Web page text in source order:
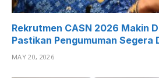
Rekrutmen CASN 2026 Makin
Pastikan Pengumuman Segera
MAY 20, 2026